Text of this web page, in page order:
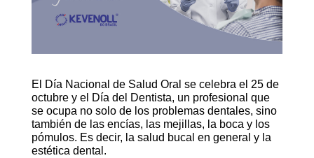
El Día Nacional de Salud Oral se celebra el 25 de
octubre y el Día del Dentista, un profesional que
se ocupa no solo de los problemas dentales, sino
también de las encías, las mejillas, la boca y los
pómulos. Es decir, la salud bucal en general y la
estética dental.